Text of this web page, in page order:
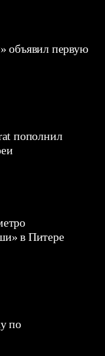
объявил первую
пополнил
в Питере
по